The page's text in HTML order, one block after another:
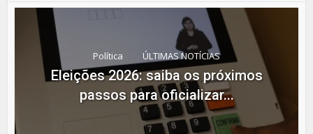
Política ÚLTIMAS NOTÍCIAS
Eleições 2026: saiba os próximos
passos para oficializar...